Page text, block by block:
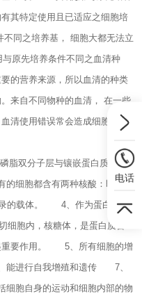
其特定使用且已适应之细胞培
同之培养基， 细胞大都无法立
原先培养条件不同之血清种
的营养来源，所以血清的种类
来自不同物种的血清， 在一些
清使用错误常会造成细胞无法
双分子层与镶嵌蛋白质及糖
细胞都含有两种核酸：即DNA
载体。
4、作为蛋白质合
细胞内，核糖体，是蛋白质合
要作用。
5、所有细胞的增
进行自我增殖和遗传 7、
胞自身的运动和细胞内部的物
电话